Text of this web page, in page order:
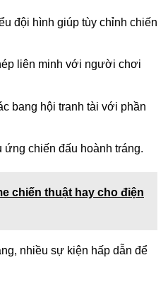
đội hình giúp tùy chỉnh chiến
liên minh với người chơi
bang hội tranh tài với phần
chiến đấu hoành tráng.
chiến thuật hay cho điện
nhiều sự kiện hấp dẫn để